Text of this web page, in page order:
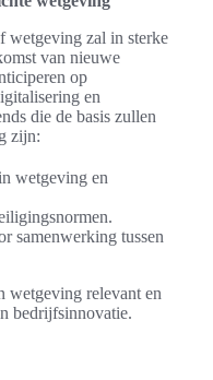
wetgeving zal in sterke
van nieuwe
op
en
die de basis zullen
zijn:
wetgeving en
samenwerking tussen
wetgeving relevant en
bedrijfsinnovatie.